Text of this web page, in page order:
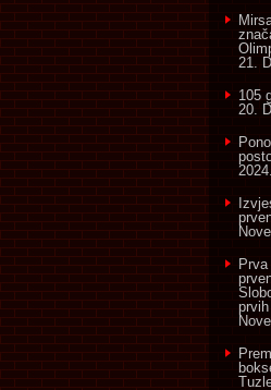
21.
105
20.
2024.